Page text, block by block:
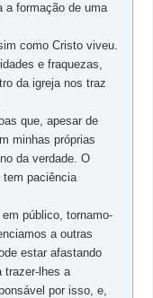
a formação de uma
como Cristo viveu.
e fraquezas,
da igreja nos traz
que, apesar de
minhas próprias
da verdade. O
tem paciência
público, tornamo-
a outras
estar afastando
trazer-lhes a
por isso, e,